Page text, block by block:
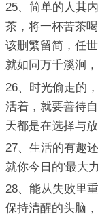
25、简单的人其
茶，将一杯苦茶
该删繁留简，任
就如同万千溪涧
26、时光偷走的
活着，就要善待
天都是在选择与
27、生活的有趣
就你今日的'最大
28、能从失败里
保持清醒的头脑